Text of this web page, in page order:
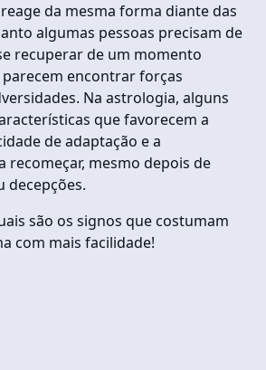
da mesma forma diante das
algumas pessoas precisam de
recuperar de um momento
encontrar forças
Na astrologia, alguns
que favorecem a
de adaptação e a
recomeçar, mesmo depois de
decepções.
são os signos que costumam
com mais facilidade!